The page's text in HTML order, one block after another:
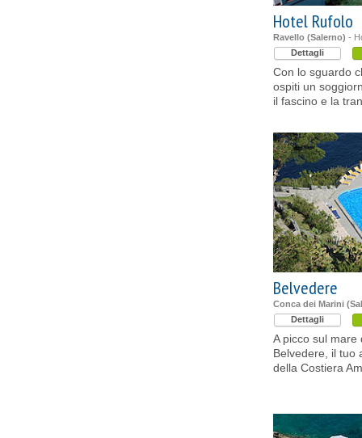
Hotel Rufolo
Ravello (Salerno) -
Dettagli
Con lo sguardo
ospiti un
il fascino e la
Belvedere
Conca dei Marini
Dettagli
A picco sul mare
Belvedere, il tuo
della Costiera